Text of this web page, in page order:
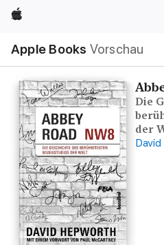
Apple
Apple Books Vorschau
Navigation
Menü
öffnen
Die
der